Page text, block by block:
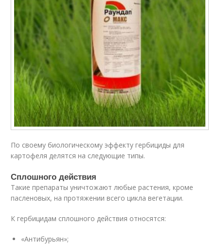
По своему биологическому эффекту гербициды для
картофеля делятся на следующие типы.
Сплошного действия
Такие препараты уничтожают любые растения, кроме
пасленовых, на протяжении всего цикла вегетации.
К гербицидам сплошного действия относятся:
«Антибурьян»;